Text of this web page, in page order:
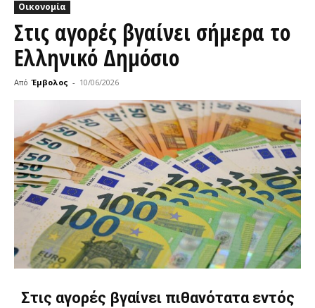
Οικονομία
Στις αγορές βγαίνει σήμερα το
Ελληνικό Δημόσιο
Από Έμβολος - 10/06/2026
Στις αγορές βγαίνει πιθανότατα εντός